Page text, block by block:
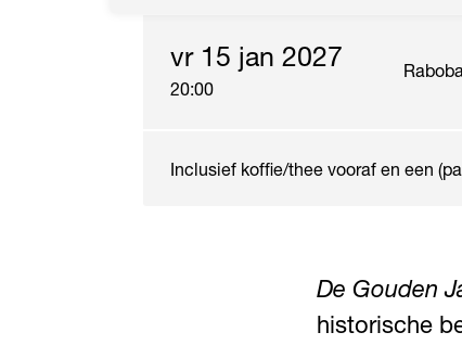
vr 15 jan 2027
20:00
Inclusief koffie/thee vooraf en een
De Gouden
historische